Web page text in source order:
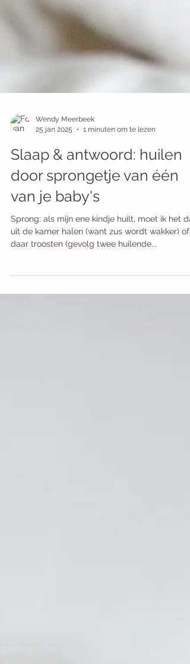
Wendy Meerbeek
25 jan 2025
1 minuten om te lezen
Slaap & antwoord: huilen
door sprongetje van één
van je baby's
daar troosten (gevolg twee huilende...